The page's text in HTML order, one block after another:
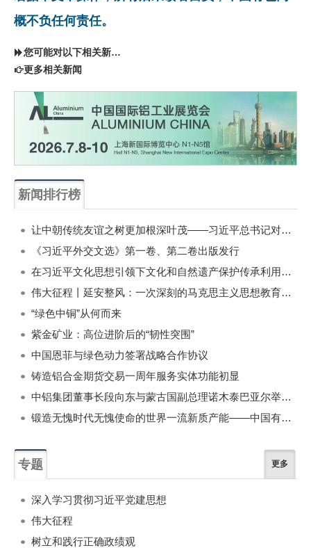
概不负任何责任。
您可能对以下相关新闻同样感兴趣
更多相关新闻
新闻排行榜
让中朝传统友谊之树更加根深叶茂——习近平总书记对朝鲜进行国事访问纪实
《习近平外交文选》第一卷、第二卷出版发行
在习近平文化思想引领下文化和自然遗产保护传承利用工作开创新局面
伟大征程丨延安整风：一次深刻的马克思主义思想教育运动
“绿色中铜”从何而来
紫金矿业：高位进阶后的“韧性突围”
中国恩菲与绿色动力签署战略合作协议
铸造铝合金期货交易一周年服务实体功能初显
中铝集团董事长段向东与蒙古国副总理诺木泰巴亚尔举行会谈
锻造无愧时代无愧使命的世界一流新质产能——中国有色金属工业的战略应对与破局之道（二）
专题 更多
深入学习贯彻习近平党建思想
伟大征程
树立和践行正确政绩观